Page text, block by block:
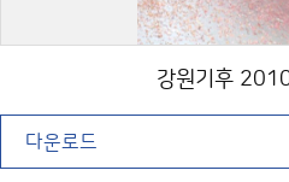
강원기후
다운로드